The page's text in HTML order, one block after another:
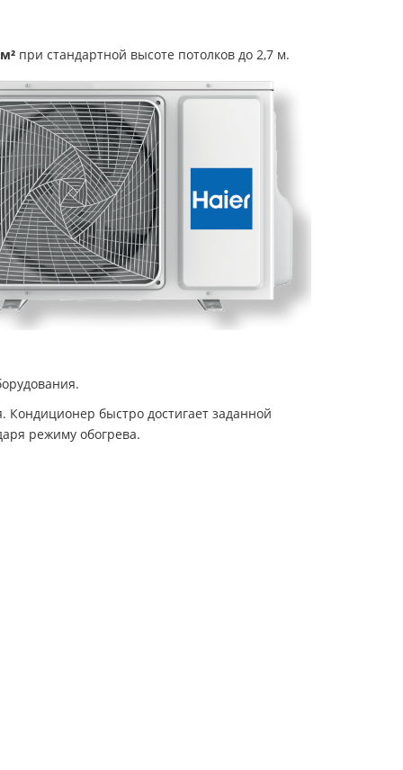
при стандартной высоте потолков до 2,7 м.
быстро достигает заданной
режиму обогрева.